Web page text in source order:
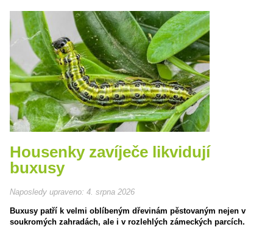
Housenky zavíječe likvidují
buxusy
Naposledy upraveno: 4. srpna 2026
Buxusy patří k velmi oblíbeným dřevinám pěstovaným nejen v
soukromých zahradách, ale i v rozlehlých zámeckých parcích.